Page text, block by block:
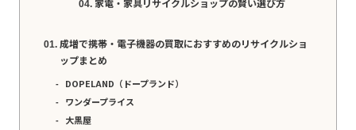
家電・家具リサイクルショップの賢い選び方
成増で携帯・電子機器の買取におすすめのリサイクルショ
ップまとめ
DOPELAND（ドープランド）
ワンダープライス
大黒屋